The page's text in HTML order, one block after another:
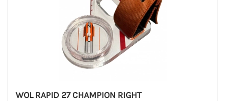
WOL RAPID 27 CHAMPION RIGHT